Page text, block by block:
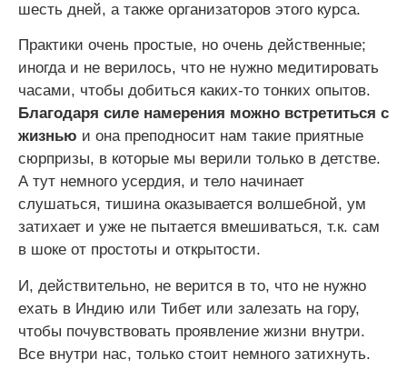
шесть дней, а также организаторов этого курса.
Практики очень простые, но очень действенные;
иногда и не верилось, что не нужно медитировать
часами, чтобы добиться каких-то тонких опытов.
Благодаря силе намерения можно встретиться с
жизнью и она преподносит нам такие приятные
сюрпризы, в которые мы верили только в детстве.
А тут немного усердия, и тело начинает
слушаться, тишина оказывается волшебной, ум
затихает и уже не пытается вмешиваться, т.к. сам
в шоке от простоты и открытости.
И, действительно, не верится в то, что не нужно
ехать в Индию или Тибет или залезать на гору,
чтобы почувствовать проявление жизни внутри.
Все внутри нас, только стоит немного затихнуть.